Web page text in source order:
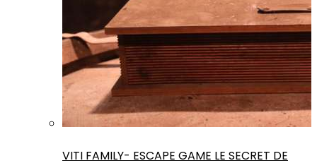
VITI FAMILY- ESCAPE GAME LE SECRET DE